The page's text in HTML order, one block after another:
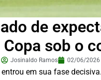
de
sob o
Josinaldo Ramos 02/06/2026
em sua fase